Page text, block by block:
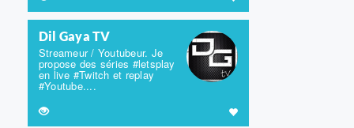
Dil Gaya TV
Streameur / Youtubeur. Je
propose des séries #letsplay
en live #Twitch et replay
#Youtube....